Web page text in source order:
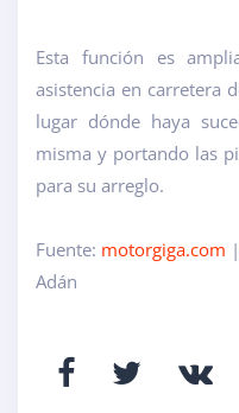
Esta función es
asistencia en carretera
lugar dónde haya
misma y portando las
para su arreglo.
Fuente: motorgiga.com |
Adán